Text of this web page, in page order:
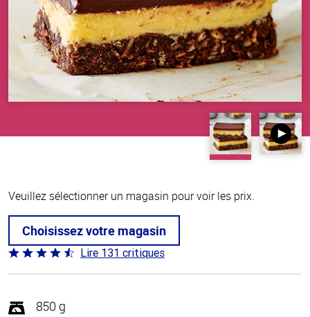
Veuillez sélectionner un magasin pour voir les prix.
Choisissez votre magasin
Coté
4.4 sur
Lire 131 critiques
850 g